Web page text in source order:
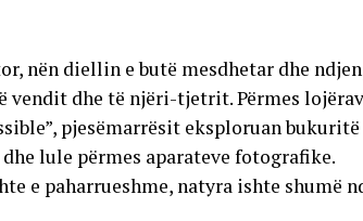
nën diellin e butë mesdhetar dhe
vendit dhe të njëri-tjetrit. Përmes
pjesëmarrësit eksploruan
lule përmes aparateve fotografike.
e paharrueshme, natyra ishte shumë